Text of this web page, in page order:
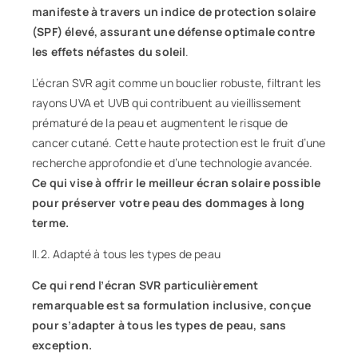
manifeste à travers un indice de protection solaire
(SPF) élevé, assurant une défense optimale contre
les effets néfastes du soleil.
L’écran SVR agit comme un bouclier robuste, filtrant les
rayons UVA et UVB qui contribuent au vieillissement
prématuré de la peau et augmentent le risque de
cancer cutané. Cette haute protection est le fruit d’une
recherche approfondie et d’une technologie avancée.
Ce qui vise à offrir le meilleur écran solaire possible
pour préserver votre peau des dommages à long
terme.
II.2. Adapté à tous les types de peau
Ce qui rend l’écran SVR particulièrement
remarquable est sa formulation inclusive, conçue
pour s’adapter à tous les types de peau, sans
exception.